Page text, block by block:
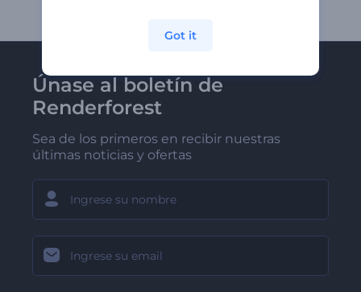
Únase al boletín de
Renderforest
Sea de los primeros en recibir nuestras
últimas noticias y ofertas
Got it